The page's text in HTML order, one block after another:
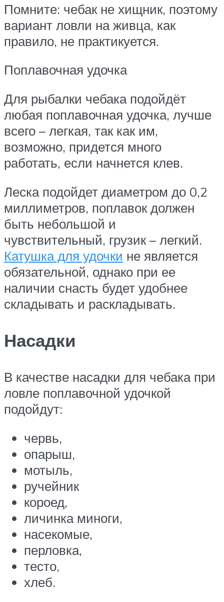
Помните: чебак не хищник, поэтому
вариант ловли на живца, как
правило, не практикуется.
Поплавочная удочка
Для рыбалки чебака подойдёт
любая поплавочная удочка, лучше
всего – легкая, так как им,
возможно, придется много
работать, если начнется клев.
Леска подойдет диаметром до 0,2
миллиметров, поплавок должен
быть небольшой и
чувствительный, грузик – легкий.
Катушка для удочки не является
обязательной, однако при ее
наличии снасть будет удобнее
складывать и раскладывать.
Насадки
В качестве насадки для чебака при
ловле поплавочной удочкой
подойдут:
червь,
опарыш,
мотыль,
ручейник
короед,
личинка миноги,
насекомые,
перловка,
тесто,
хлеб.